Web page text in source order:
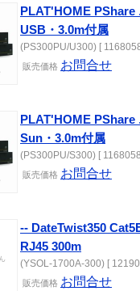
PLAT'HOME PShare
USB・3.0m付属
(PS300PU/U300) [
販売価格 お問合せ
PLAT'HOME PShare
Sun・3.0m付属
(PS300PU/S300) [
販売価格 お問合せ
-- DateTwist350
RJ45 300m
(YSOL-1700A-300) [
販売価格 お問合せ